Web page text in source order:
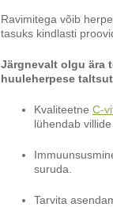
Ravimitega võib
tasuks kindlasti
Järgnevalt olgu ära
huuleherpese
Kvaliteetne C-
lühendab
suruda.
Tarvita